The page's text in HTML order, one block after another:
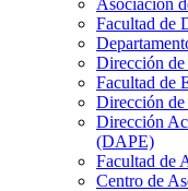
Asociación
Facultad de
Dirección
Facultad de
Dirección
Dirección
(DAPE)
Facultad de
Centro de